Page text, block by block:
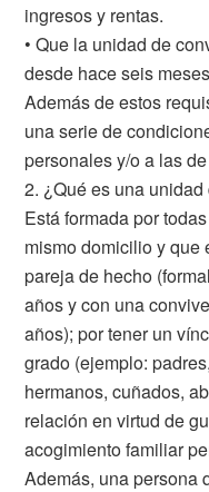
ingresos y rentas.
• Que la unidad de
desde hace seis
Además de estos
una serie de
personales y/o a las
2. ¿Qué es una
Está formada por
mismo domicilio y que
pareja de hecho
años y con una
años); por tener un
grado (ejemplo:
hermanos, cuñados,
relación en virtud de
acogimiento familiar
Además, una persona